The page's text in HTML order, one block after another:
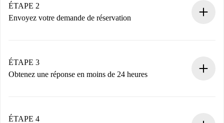
Vous disposez à l’avance de toutes les informations
nécessaires.
ÉTAPE 2
Envoyez votre demande de réservation
Nous ne vous facturerons rien tant que le propriétaire
n’aura pas accepté.
ÉTAPE 3
Obtenez une réponse en moins de 24 heures
contact avec le propriétaire.
ÉTAPE 4